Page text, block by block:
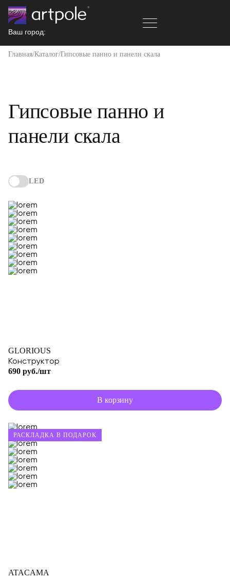
Ваш город:
Главная Каталог Гипсовые панно и панели скала
Гипсовые панно и
панели скала
LED
GLORIOUS
Конструктор
690 руб./шт
В корзину
РАСКЛАДКА В ПОДАРОК
ATACAMA